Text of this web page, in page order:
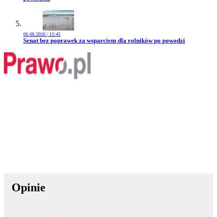
06.08.2026 | 15:45
Przejdź do artykułu:
Senat bez poprawek za wsparciem dla rolników po powodzi
Opinie